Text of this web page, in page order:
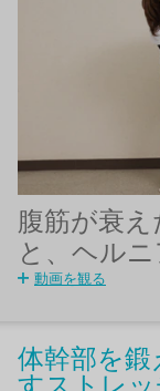
腹筋が衰
と、ヘル
動画を観る
体幹部を鍛
すストレ